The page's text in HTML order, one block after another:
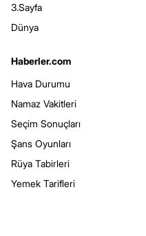
3.Sayfa
Dünya
Haberler.com
Hava Durumu
Namaz Vakitleri
Seçim Sonuçları
Şans Oyunları
Rüya Tabirleri
Yemek Tarifleri